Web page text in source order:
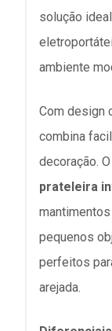
solução
ambiente
Com design
combina
decoração.
prateleira
pequenos
perfeitos
arejada.